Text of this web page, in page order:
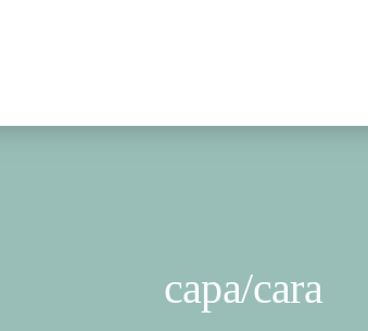
capa/cara